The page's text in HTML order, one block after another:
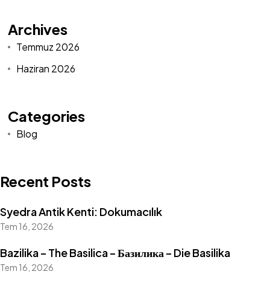
Archives
Temmuz 2026
Haziran 2026
Categories
Blog
Recent Posts
Syedra Antik Kenti: Dokumacılık
Tem 16, 2026
Bazilika – The Basilica – Базилика – Die Basilika
Tem 16, 2026